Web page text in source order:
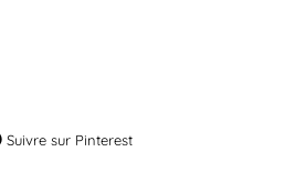
Suivre sur Pinterest